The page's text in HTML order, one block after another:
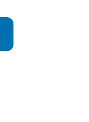
有测试台）